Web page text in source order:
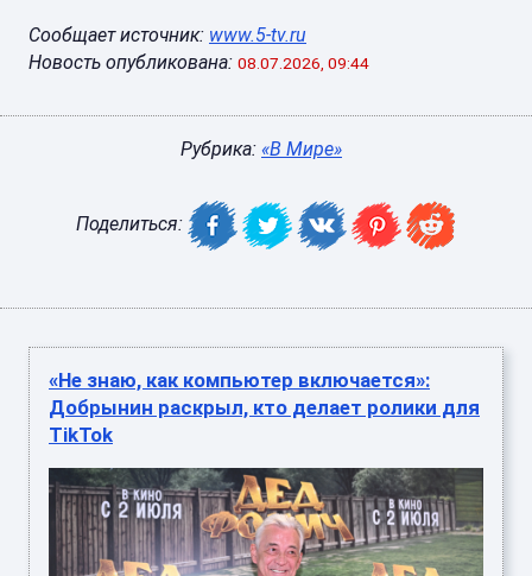
Сообщает источник: www.5-tv.ru
Новость опубликована: 08.07.2026, 09:44
Рубрика: «В Мире»
Поделиться:
«Не знаю, как компьютер включается»:
Добрынин раскрыл, кто делает ролики для
TikTok